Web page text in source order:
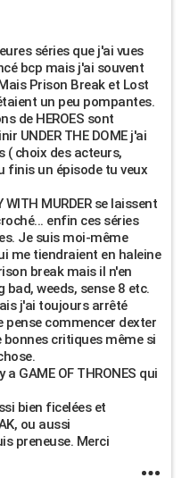
séries que j'ai vues
bcp mais j'ai souvent
Prison Break et Lost
un peu pompantes.
de HEROES sont
UNDER THE DOME j'ai
( choix des acteurs,
finis un épisode tu veux
WITH MURDER se laissent
enfin ces séries
Je suis moi-même
me tiendraient en haleine
break mais il n'en
bad, weeds, sense 8 etc.
j'ai toujours arrêté
pense commencer dexter
critiques même si
GAME OF THRONES qui
bien ficelées et
ou aussi
preneuse. Merci